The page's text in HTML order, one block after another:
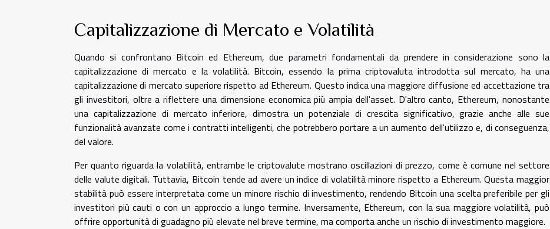
Capitalizzazione di Mercato e Volatilità
Quando si confrontano Bitcoin ed Ethereum, due parametri fondamentali da prendere in considerazione sono la
capitalizzazione di mercato e la volatilità. Bitcoin, essendo la prima criptovaluta introdotta sul mercato, ha una
capitalizzazione di mercato superiore rispetto ad Ethereum. Questo indica una maggiore diffusione ed accettazione tra
gli investitori, oltre a riflettere una dimensione economica più ampia dell'asset. D'altro canto, Ethereum, nonostante
una capitalizzazione di mercato inferiore, dimostra un potenziale di crescita significativo, grazie anche alle sue
funzionalità avanzate come i contratti intelligenti, che potrebbero portare a un aumento dell'utilizzo e, di conseguenza,
del valore.
Per quanto riguarda la volatilità, entrambe le criptovalute mostrano oscillazioni di prezzo, come è comune nel settore
delle valute digitali. Tuttavia, Bitcoin tende ad avere un indice di volatilità minore rispetto a Ethereum. Questa maggior
stabilità può essere interpretata come un minore rischio di investimento, rendendo Bitcoin una scelta preferibile per gli
investitori più cauti o con un approccio a lungo termine. Inversamente, Ethereum, con la sua maggiore volatilità, può
offrire opportunità di guadagno più elevate nel breve termine, ma comporta anche un rischio di investimento maggiore.